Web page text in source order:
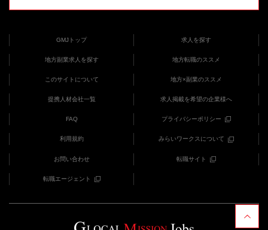
GMJトップ 求人を探す
地方副業求人を探す 地方転職のススメ
このサイトについて 地方×副業のススメ
提携人材会社一覧 求人掲載を希望の企業様へ
FAQ プライバシーポリシー
利用規約 みらいワークスについて
お問い合わせ 転職サイト
転職エージェント